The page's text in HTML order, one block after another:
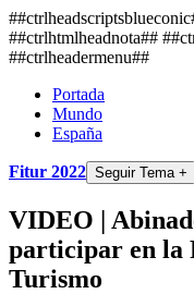
##ctrlhtmlheadnota##
##ctrlheadermenu##
Portada
Mundo
España
Fitur 2022 Seguir Tema +
VIDEO |
participar en la
Turismo